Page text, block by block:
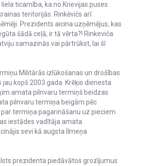
ticamība, ka no Krievijas puses
teritorijās. Rinkēvičs arī
Prezidents aicina uzņēmējus, kas
šādā ceļā, ir tā vērta?! Rinkeviča
samazinās vai pārtrūkst, lai šī
Militārās izlūkošanas un drošības
kopš 2003.gada. Krēķis dienesta
amata pilnvaru termiņš beidzas
pilnvaru termiņa beigām pēc
termiņa pagarināšanu uz pieciem
iestādes vadītāja amata.
sevi kā augsta līmeņa
prezidenta piedāvātos grozījumus